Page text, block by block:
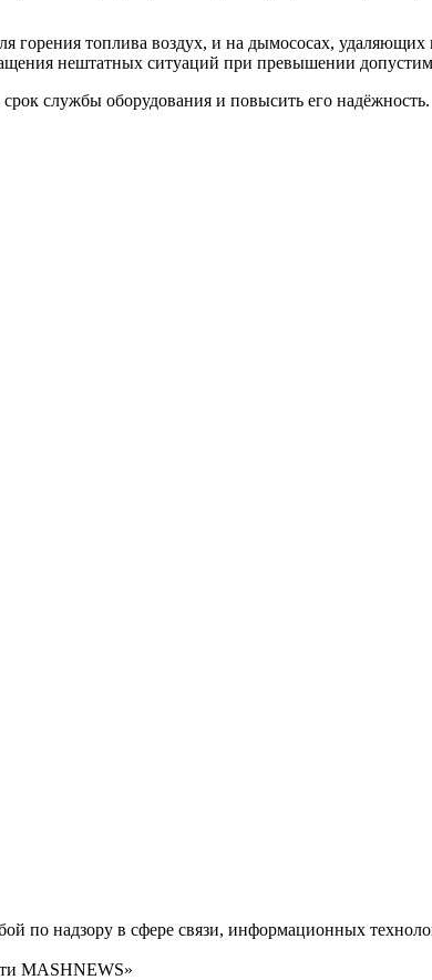
топлива воздух, и на дымососах,
нештатных ситуаций при превышении
службы оборудования и повысить его надёжность.
надзору в сфере связи, информационных
MASHNEWS»